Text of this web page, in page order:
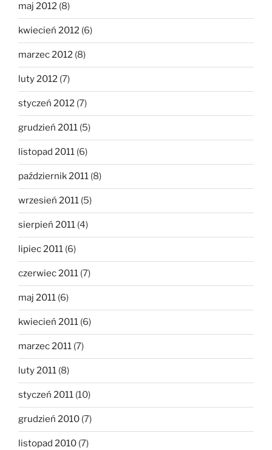
maj 2012 (8)
kwiecień 2012 (6)
marzec 2012 (8)
luty 2012 (7)
styczeń 2012 (7)
grudzień 2011 (5)
listopad 2011 (6)
październik 2011 (8)
wrzesień 2011 (5)
sierpień 2011 (4)
lipiec 2011 (6)
czerwiec 2011 (7)
maj 2011 (6)
kwiecień 2011 (6)
marzec 2011 (7)
luty 2011 (8)
styczeń 2011 (10)
grudzień 2010 (7)
listopad 2010 (7)